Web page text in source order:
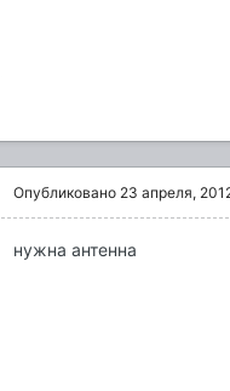
Опубликовано 23 апреля,
нужна антенна